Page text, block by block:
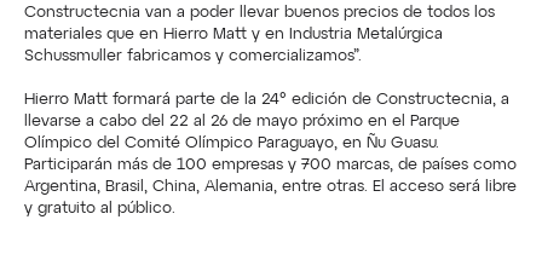
Constructecnia van a poder llevar buenos precios de todos los
materiales que en Hierro Matt y en Industria Metalúrgica
Schussmuller fabricamos y comercializamos”.
Hierro Matt formará parte de la 24° edición de Constructecnia, a
llevarse a cabo del 22 al 26 de mayo próximo en el Parque
Olímpico del Comité Olímpico Paraguayo, en Ñu Guasu.
Participarán más de 100 empresas y 700 marcas, de países como
Argentina, Brasil, China, Alemania, entre otras. El acceso será libre
y gratuito al público.